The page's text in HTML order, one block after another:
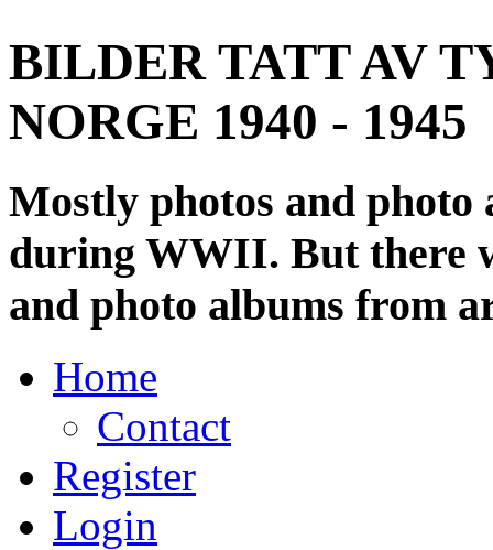
BILDER TATT AV
NORGE 1940 - 1945
Mostly photos and
during WWII. But there
and photo albums from
Home
Contact
Register
Login